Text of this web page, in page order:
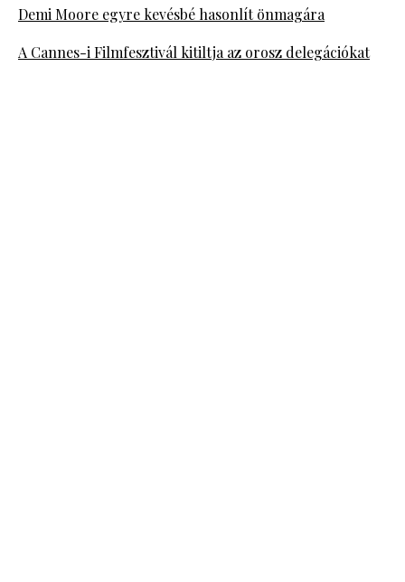
Demi Moore egyre kevésbé hasonlít önmagára
A Cannes-i Filmfesztivál kitiltja az orosz delegációkat